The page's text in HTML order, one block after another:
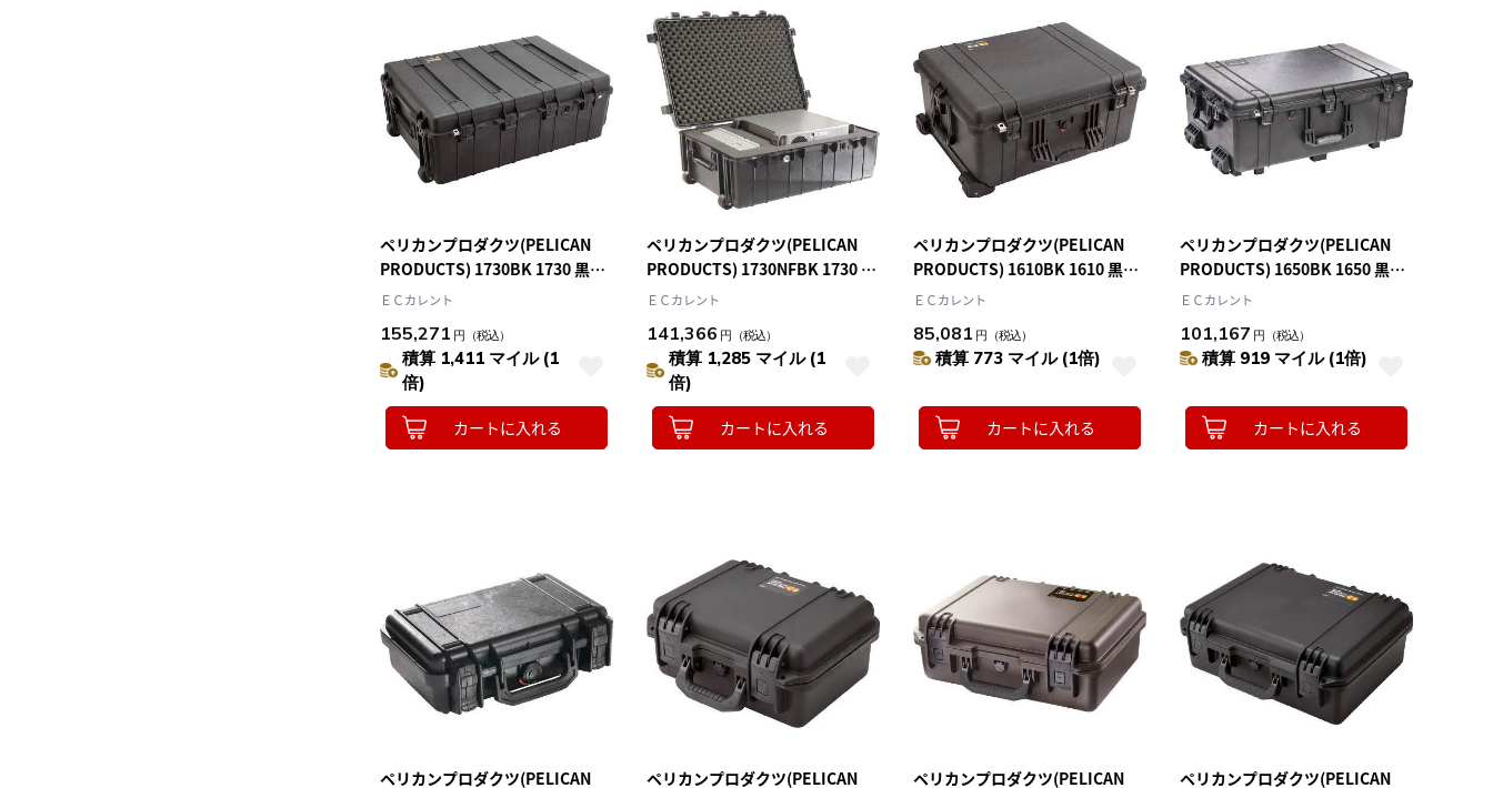
ペリカンプロダクツ(PELICAN
PRODUCTS) 1730BK 1730 黒
952×689×365
ＥＣカレント
155,271 円 （税込）
積算 1,411 マイル (1
倍)
カートに入れる
ペリカンプロダクツ(PELICAN
PRODUCTS) 1730NFBK 1730 フ
ォームなし 黒 952×689×365
ＥＣカレント
141,366 円 （税込）
積算 1,285 マイル (1
倍)
カートに入れる
ペリカンプロダクツ(PELICAN
PRODUCTS) 1610BK 1610 黒
630×500×302
ＥＣカレント
85,081 円 （税込）
積算 773 マイル (1倍)
カートに入れる
ペリカンプロダクツ(PELICAN
PRODUCTS) 1650BK 1650 黒
725×445×270
ＥＣカレント
101,167 円 （税込）
積算 919 マイル (1倍)
カートに入れる
ペリカンプロダクツ(PELICAN
ペリカンプロダクツ(PELICAN
ペリカンプロダクツ(PELICAN
ペリカンプロダクツ(PELICAN